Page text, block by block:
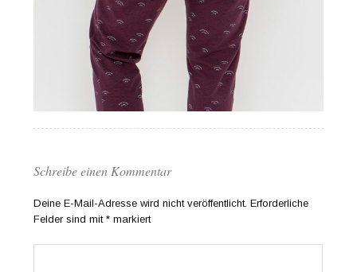
Schreibe einen Kommentar
Deine E-Mail-Adresse wird nicht veröffentlicht. Erforderliche
Felder sind mit* markiert